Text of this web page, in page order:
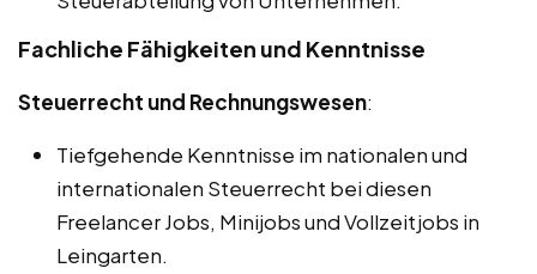
Fachliche Fähigkeiten und Kenntnisse
Steuerrecht und Rechnungswesen:
Tiefgehende Kenntnisse im nationalen und
internationalen Steuerrecht bei diesen
Freelancer Jobs, Minijobs und Vollzeitjobs in
Leingarten.